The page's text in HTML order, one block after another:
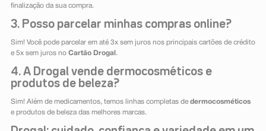
finalização da sua compra.
3. Posso parcelar minhas compras online?
Sim! Você pode parcelar em até 3x sem juros nos principais cartões de crédito
e 5x sem juros no Cartão Drogal .
4. A Drogal vende dermocosméticos e
produtos de beleza?
Sim! Além de medicamentos, temos linhas completas de dermocosméticos
e produtos de beleza das melhores marcas.